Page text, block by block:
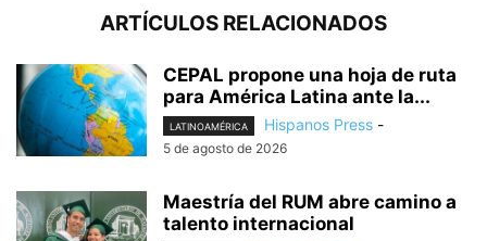
ARTÍCULOS RELACIONADOS
CEPAL propone una hoja de ruta
para América Latina ante la...
LATINOAMÉRICA Hispanos Press -
5 de agosto de 2026
Maestría del RUM abre camino a
talento internacional